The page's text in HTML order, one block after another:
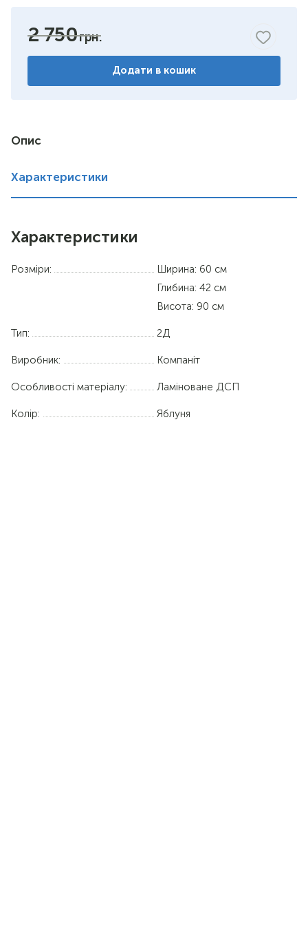
горіх
венге комбіноване
2 750
Додати в кошик
Опис
Характеристики
Характеристики
Розміри:
Ширина: 60 см
Глибина: 42 см
Висота: 90 см
Тип: 2Д
Виробник: Компаніт
Особливості матеріалу: Ламіноване ДСП
Колір: Яблуня